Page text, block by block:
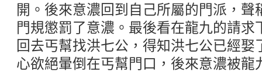
開。後來意濃回到自己所屬的門派，聲
門規懲罰了意濃。最後看在龍九的請
回去丐幫找洪七公，得知洪七公已經
心欲絕暈倒在丐幫門口，後來意濃被龍